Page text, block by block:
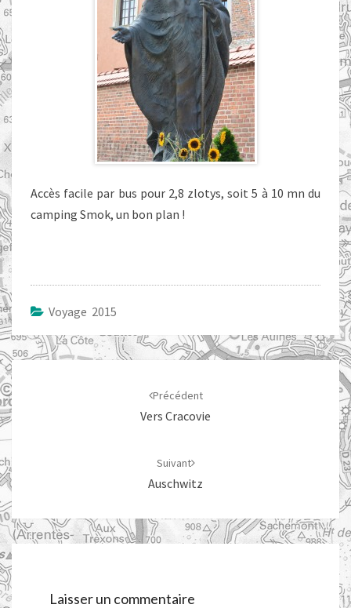
Accès facile par bus pour 2,8 zlotys, soit 5 à 10 mn du
camping Smok, un bon plan !
Voyage 2015
Navigation
d'article
Précédent
Vers Cracovie
Suivant
Auschwitz
Laisser un commentaire